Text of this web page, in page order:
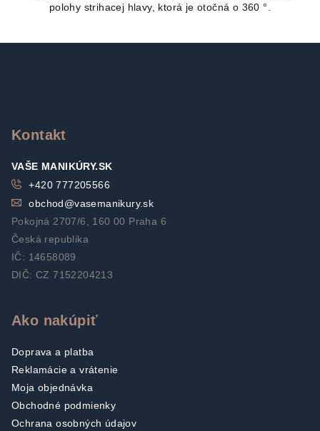
polohy strihacej hlavy, ktorá je otočná o 360 °.
Kontakt
VAŠE MANIKÚRY.SK
+420 777205566
obchod@vasemanikury.sk
Pokojná 2707/6, 160 00 Praha 6
Česká republika
IČ: 14658089
DIČ: CZ 7152204213
Ako nakúpiť
Doprava a platba
Reklamácie a vrátenie
Moja objednávka
Obchodné podmienky
Ochrana osobných údajov